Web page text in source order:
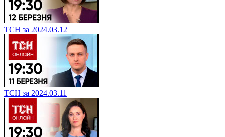
ТСН за 2024.03.12
ТСН за 2024.03.11